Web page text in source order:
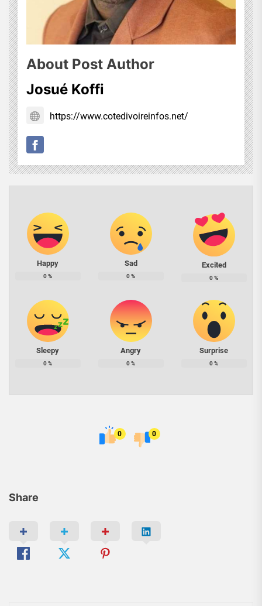
Share
About Post Author
Josué Koffi
https://www.cotedivoireinfos.net/
Happy
0%
Sad
0%
Excited
0%
Sleepy
0%
Angry
0%
Surprise
0%
0 0